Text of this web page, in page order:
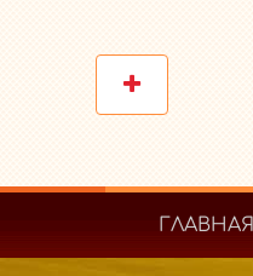
ГЛАВНАЯ